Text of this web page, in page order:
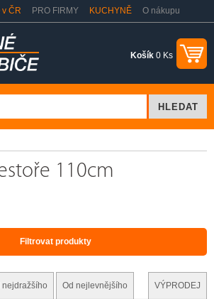
v ČR PRO FIRMY KUCHYNĚ
O nákupu
Košík 0 Ks
110cm
Filtrovat produkty
nejdražšího Od nejlevnějšího VÝPRODEJ